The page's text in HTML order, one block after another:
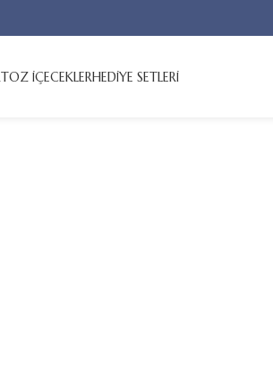
TOZ İÇECEKLERHEDİYE SETLERİ